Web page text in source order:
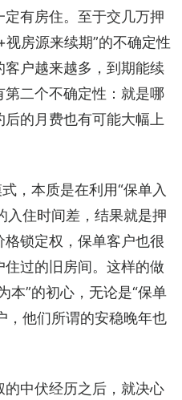
定有房住。至于交几万押
房源来续期”的不确定性
户越来越多，到期能续
二个不确定性：就是哪
的月费也有可能大幅上
，本质是在利用“保单入
入住时间差，结果就是押
锁定权，保单客户也很
过的旧房间。这样的做
本”的初心，无论是“保单
，他们所谓的安稳晚年也
中伏经历之后，就决心